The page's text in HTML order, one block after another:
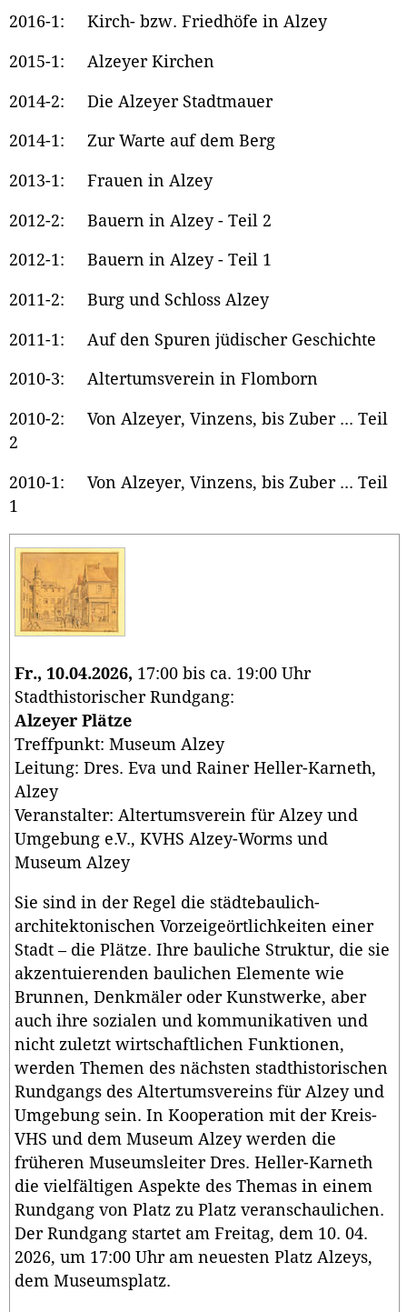
2016-1: Kirch- bzw. Friedhöfe in Alzey
2015-1: Alzeyer Kirchen
2014-2: Die Alzeyer Stadtmauer
2014-1: Zur Warte auf dem Berg
2013-1: Frauen in Alzey
2012-2: Bauern in Alzey - Teil 2
2012-1: Bauern in Alzey - Teil 1
2011-2: Burg und Schloss Alzey
2011-1: Auf den Spuren jüdischer Geschichte
2010-3: Altertumsverein in Flomborn
2010-2: Von Alzeyer, Vinzens, bis Zuber ... Teil
2
2010-1: Von Alzeyer, Vinzens, bis Zuber ... Teil
1
Fr., 10.04.2026, 17:00 bis ca. 19:00 Uhr
Stadthistorischer Rundgang:
Alzeyer Plätze
Treffpunkt: Museum Alzey
Leitung: Dres. Eva und Rainer Heller-Karneth,
Alzey
Veranstalter: Altertumsverein für Alzey und
Umgebung e.V., KVHS Alzey-Worms und
Museum Alzey
Sie sind in der Regel die städtebaulich-
architektonischen Vorzeigeörtlichkeiten einer
Stadt – die Plätze. Ihre bauliche Struktur, die sie
akzentuierenden baulichen Elemente wie
Brunnen, Denkmäler oder Kunstwerke, aber
auch ihre sozialen und kommunikativen und
nicht zuletzt wirtschaftlichen Funktionen,
werden Themen des nächsten stadthistorischen
Rundgangs des Altertumsvereins für Alzey und
Umgebung sein. In Kooperation mit der Kreis-
VHS und dem Museum Alzey werden die
früheren Museumsleiter Dres. Heller-Karneth
die vielfältigen Aspekte des Themas in einem
Rundgang von Platz zu Platz veranschaulichen.
Der Rundgang startet am Freitag, dem 10. 04.
2026, um 17:00 Uhr am neuesten Platz Alzeys,
dem Museumsplatz.